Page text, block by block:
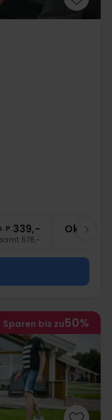
P.339,-
678,-
Okt
Sparen bis zu50%